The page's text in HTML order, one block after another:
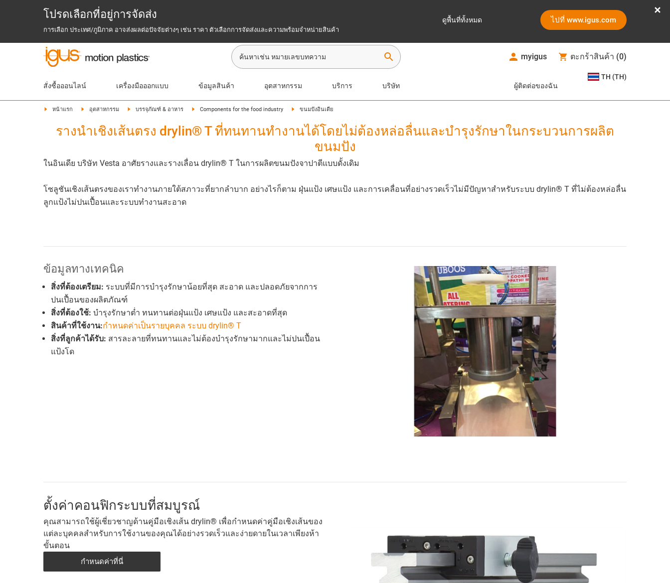
โปรดเลือกที่อยู่การจัดส่ง
การเลือก ประเทศ/ภูมิภาค อาจส่งผลต่อปัจจัยต่างๆ เช่น ราคา ตัวเลือกการจัดส่งและความพร้อมจำหน่ายสินค้า
ดูพื้นที่ทั้งหมด ไปที่ www.igus.com
search myigus ตะกร้าสินค้า (0)
สั่งซื้อออนไลน์ เครื่องมือออกแบบ ข้อมูลสินค้า อุตสาหกรรม บริการ บริษัท ผู้ติดต่อของฉัน
TH (TH)
หน้าแรก อุตสาหกรรม บรรจุภัณฑ์ & อาหาร Components for the food industry ขนมปังอินเดีย
รางนำเชิงเส้นตรง drylin® T ที่ทนทานทำงานได้โดยไม่ต้องหล่อลื่นและบำรุงรักษาในกระบวนการผลิต
ขนมปัง
ในอินเดีย บริษัท Vesta อาศัยรางและรางเลื่อน drylin® T ในการผลิตขนมปังจาปาตีแบบดั้งเดิม
โซลูชันเชิงเส้นตรงของเราทำงานภายใต้สภาวะที่ยากลำบาก อย่างไรก็ตาม ฝุ่นแป้ง เศษแป้ง และการเคลื่อนที่อย่างรวดเร็วไม่มีปัญหาสำหรับระบบ drylin® T ที่ไม่ต้องหล่อลื่น
ลูกแป้งไม่ปนเปื้อนและระบบทำงานสะอาด
ข้อมูลทางเทคนิค
สิ่งที่ต้องเตรียม: ระบบที่มีการบำรุงรักษาน้อยที่สุด สะอาด และปลอดภัยจากการ
ปนเปื้อนของผลิตภัณฑ์
สิ่งที่ต้องใช้: บำรุงรักษาต่ำ ทนทานต่อฝุ่นแป้ง เศษแป้ง และสะอาดที่สุด
สินค้าที่ใช้งาน:กำหนดค่าเป็นรายบุคคล ระบบ drylin® T
สิ่งที่ลูกค้าได้รับ: สารละลายที่ทนทานและไม่ต้องบำรุงรักษามากและไม่ปนเปื้อน
แป้งโด
ตั้งค่าคอนฟิกระบบที่สมบูรณ์
คุณสามารถใช้ผู้เชี่ยวชาญด้านคู่มือเชิงเส้น drylin® เพื่อกําหนดค่าคู่มือเชิงเส้นของ
แต่ละบุคคลสําหรับการใช้งานของคุณได้อย่างรวดเร็วและง่ายดายในเวลาเพียงห้า
ขั้นตอน
กำหนดค่าที่นี่